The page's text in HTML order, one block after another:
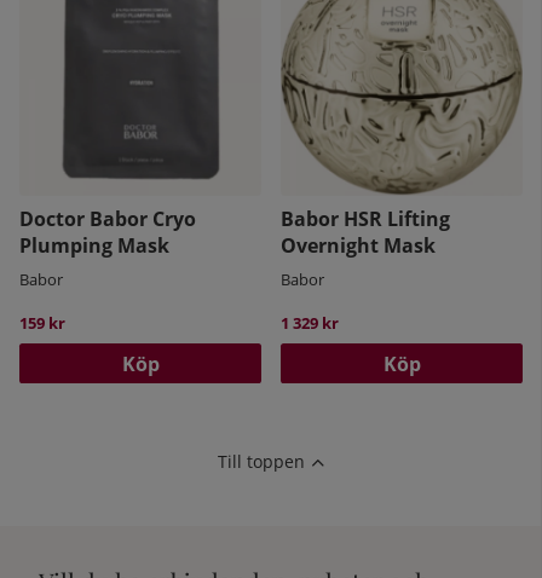
Doctor Babor Cryo
Plumping Mask
Babor
159 kr
Köp
Babor HSR Lifting
Overnight Mask
Babor
1 329 kr
Köp
Till toppen